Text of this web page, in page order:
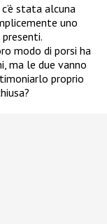
stata alcuna
uno
modo di porsi ha
ma le due vanno
proprio